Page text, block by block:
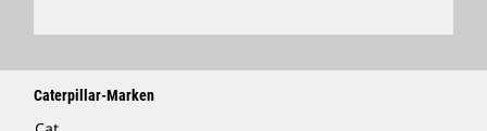
Caterpillar-Marken